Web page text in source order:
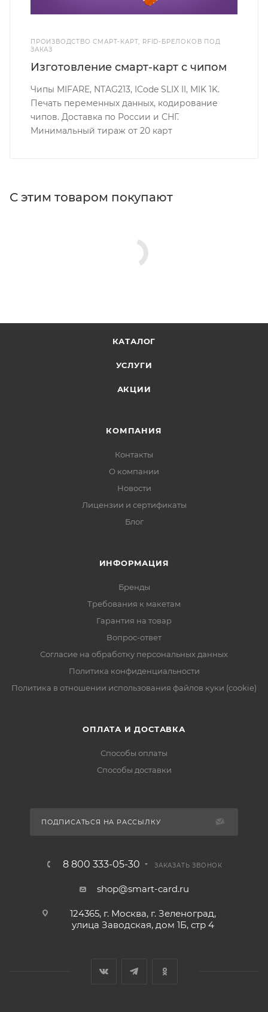
ПРОИЗВОДСТВО СМАРТ-КАРТ, RFID-БРЕЛОКОВ ПОД
ЗАКАЗ
Изготовление смарт-карт с чипом
Чипы MIFARE, NTAG213, ICode SLIX II, MIK 1K.
Печать переменных данных, кодирование
чипов. Доставка по России и СНГ.
Минимальный тираж от 20 карт
С этим товаром покупают
КАТАЛОГ
УСЛУГИ
АКЦИИ
КОМПАНИЯ
Контакты
О компании
Новости
Лицензии и сертификаты
Блог
ИНФОРМАЦИЯ
Бренды
Требования к макетам
Гарантия на товар
Вопрос-ответ
Согласие на обработку персональных данных
Политика конфиденциальности
Политика в отношении использования файлов куки (cookie)
ОПЛАТА И ДОСТАВКА
Способы оплаты
Способы доставки
ПОДПИСАТЬСЯ НА РАССЫЛКУ
8 800 333-05-30 ЗАКАЗАТЬ ЗВОНОК
shop@smart-card.ru
124365, г. Москва, г. Зеленоград,
улица Заводская, дом 1Б, стр 4